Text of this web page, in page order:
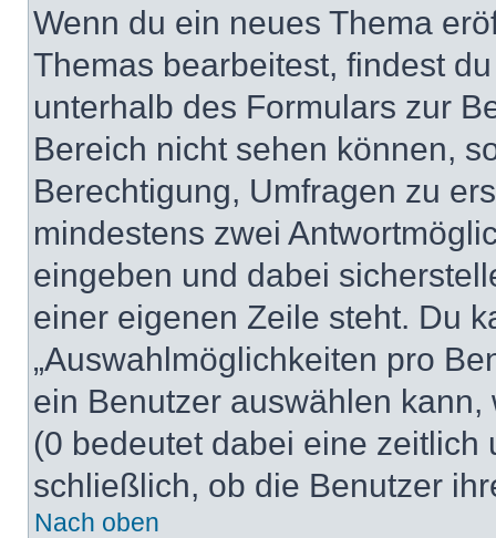
Wenn du ein neues Thema
Themas bearbeitest, findest
unterhalb des Formulars zur
Bereich nicht sehen können,
Berechtigung, Umfragen zu
mindestens zwei
eingeben und dabei
einer eigenen Zeile steht. Du
„Auswahlmöglichkeiten pro
ein Benutzer auswählen
(0 bedeutet dabei eine
schließlich, ob die Benutzer
Nach oben